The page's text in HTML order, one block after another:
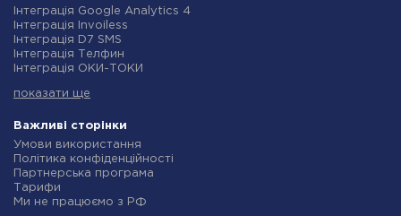
Інтеграція OpenAI (ChatGPT)
Інтеграція Binotel
Інтеграція Prom
Інтеграція Приват24
Інтеграція OLX
Інтеграція SendPulse
Інтеграція Stream Telecom
Інтеграція Google Analytics
Інтеграція Creatio
Інтеграція Ringostat
Інтеграція Google Calendar
Інтеграція Airtable
Інтеграція Google Analytics 4
Інтеграція Invoiless
Інтеграція D7 SMS
Інтеграція Телфин
Інтеграція ОКИ-ТОКИ
Інтеграція Microsoft Dynamics 365
Інтеграція TxtSync
Інтеграція Wire2Air
Інтеграція Corezoid
Інтеграція Infobip
Інтеграція Instasent
Інтеграція AtomPark
показати ще
Важливі сторінки
Умови використання
Політика конфіденційності
Партнерська програма
Тарифи
Ми не працюємо з РФ